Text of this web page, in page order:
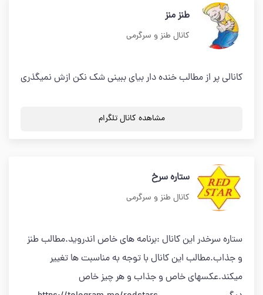
طنز منز
کانال طنز و سرگرمی
کانالی پر از مطالب خنده دار بیای ببینی شک نکن ازش نمیگذری
مشاهده کانال تلگرام
ستاره سرخ
کانال طنز و سرگرمی
ستاره سرخدر این کانال :برنامه های خاص اندروید.مطالب طنز
و جذاب.مطالب این کانال با توجه به مناسبت ها تغییر
میکند.عکسهای خاص و جذاب و هر چیز خاص